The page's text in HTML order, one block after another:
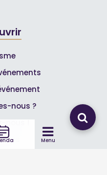
Menu
nous ?
nous !